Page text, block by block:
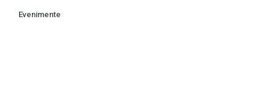
Evenimente